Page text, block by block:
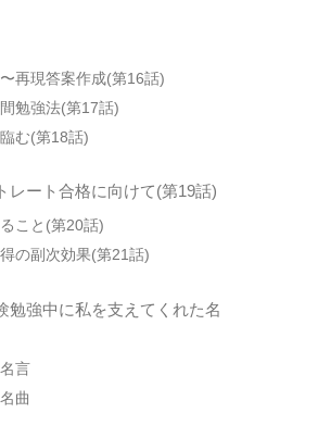
再現答案作成(第16話)
勉強法(第17話)
む(第18話)
レート合格に向けて(第19話)
こと(第20話)
の副次効果(第21話)
勉強中に私を支えてくれた名
言
曲